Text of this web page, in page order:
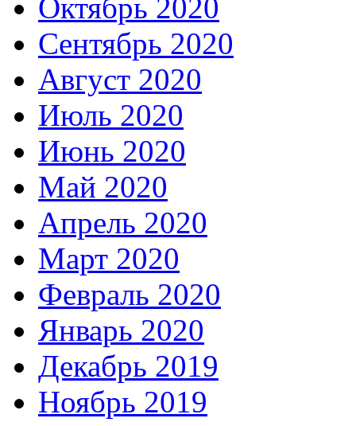
Октябрь 2020
Сентябрь 2020
Август 2020
Июль 2020
Июнь 2020
Май 2020
Апрель 2020
Март 2020
Февраль 2020
Январь 2020
Декабрь 2019
Ноябрь 2019